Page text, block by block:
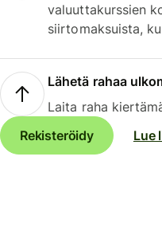
valuuttakurssien
siirtomaksuista,
Lähetä rahaa
Laita raha
Rekisteröidy
Lue